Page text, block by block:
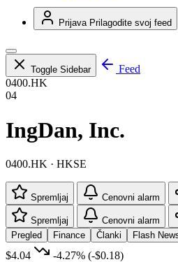
Prijava Prilagodite svoj feed
Toggle Sidebar
Feed
0400.HK
04
IngDan, Inc.
0400.HK · HKSE
Spremljaj Cenovni alarm
Spremljaj
Cenovni alarm
Pregled
Finance Članki Flash
$4.04 -4.27% (-$0.18)